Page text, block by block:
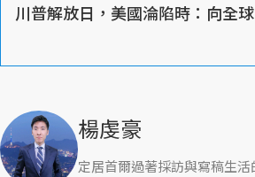
川普解放日，美國淪陷時：向全
楊虔豪
定居首爾過著採訪與寫稿生